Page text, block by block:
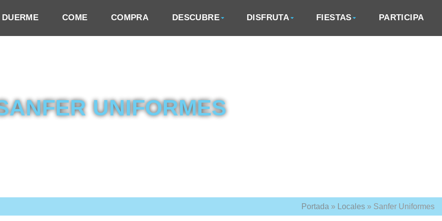
DUERME COME COMPRA DESCUBRE DISFRUTA FIESTAS PARTICIPA
UNIFORMES
Portada » Locales » Sanfer Uniformes